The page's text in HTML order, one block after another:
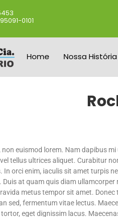
0101
Home Nossa História
non euismod lorem. Nam dapibus
tellus ultrices aliquet. Curabitur
In orci enim, iaculis sit amet turpis
Duis at quam quis diam
metus tempor sit amet.
sed, fermentum vitae lectus.
eget dignissim lacus.